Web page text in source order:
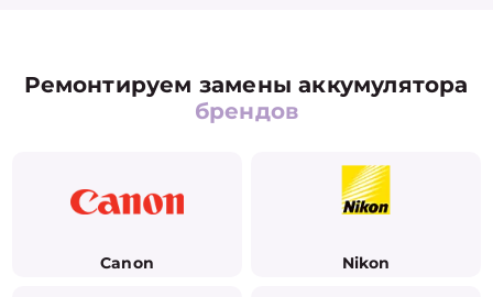
Ремонтируем замены аккумулятора
брендов
Canon Nikon